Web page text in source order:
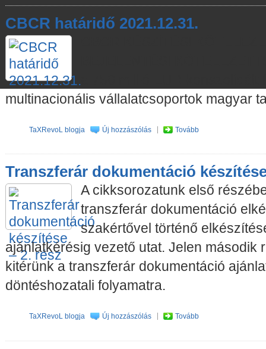
CBCR határidő 2021.12.31.
multinacionális vállalatcsoportok magyar
TaXRevoL blogja Új hozzászólás Tovább
Transzferár dokumentáció
A cikksorozatunk első
transzferár dokumentáció
szakértővel történő
ajánlatkérésig vezető utat. Jelen második
kitérünk a transzferár dokumentáció
döntéshozatali folyamatra.
TaXRevoL blogja Új hozzászólás Tovább